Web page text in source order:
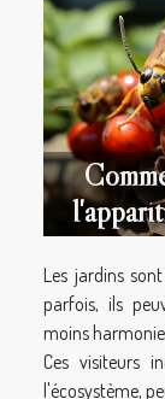
Les jardins
parfois, ils
moins
Ces visiteurs
l'écosystème,